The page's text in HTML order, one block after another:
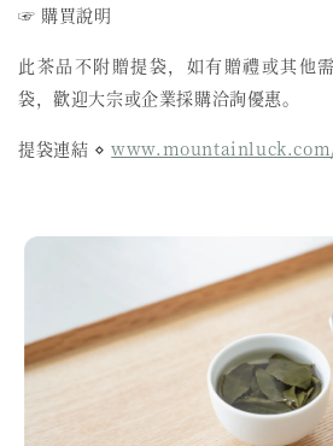
☞ 購買說明
此茶品不附贈提袋，如有贈禮或其他
袋，歡迎大宗或企業採購洽詢優惠。
提袋連結 ⋄